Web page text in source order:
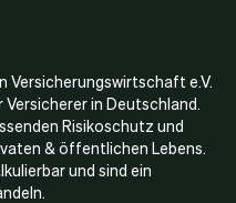
Versicherungswirtschaft e.V.
in Deutschland.
Risikoschutz und
& öffentlichen Lebens.
und sind ein